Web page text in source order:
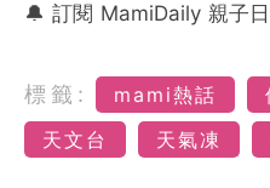
🔔 訂閱 MamiDaily 親子
標籤: mami熱話
天文台
天氣凍